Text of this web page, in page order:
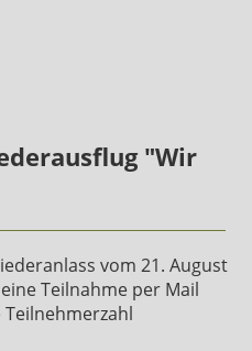
"Wir
vom 21. August
Teilnahme per Mail